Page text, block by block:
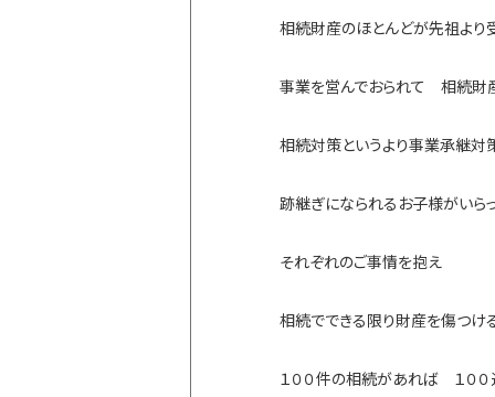
相続財産のほとんどが先祖より
事業を営んでおられて 相続財
相続対策というより事業承継
跡継ぎになられるお子様がいら
それぞれのご事情を抱え
相続でできる限り財産を傷つけ
１００件の相続があれば １０